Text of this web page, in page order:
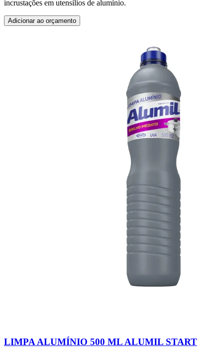
incrustações em utensílios de alumínio.
Adicionar ao orçamento
LIMPA ALUMÍNIO 500 ML ALUMIL START